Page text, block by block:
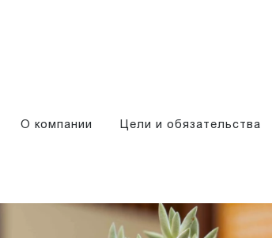
О компании Цели и обязательства